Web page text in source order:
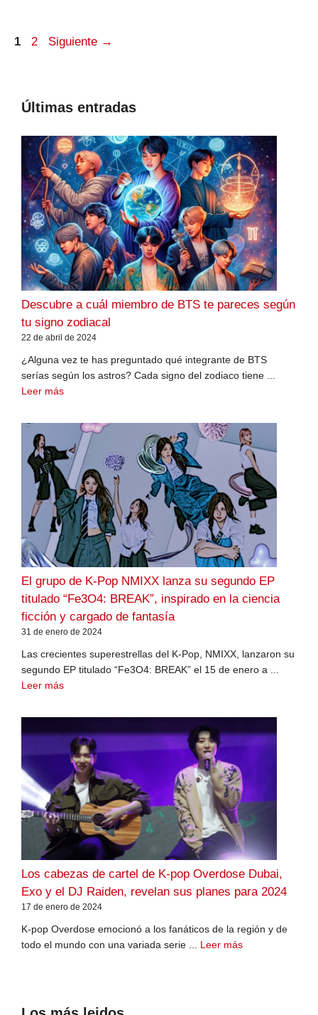
Página
1 Página
2 Siguiente →
Últimas entradas
Descubre a cuál miembro de BTS te pareces según
tu signo zodiacal
22 de abril de 2024
¿Alguna vez te has preguntado qué integrante de BTS
serías según los astros? Cada signo del zodiaco tiene ...
Leer más
El grupo de K-Pop NMIXX lanza su segundo EP
titulado “Fe3O4: BREAK”, inspirado en la ciencia
ficción y cargado de fantasía
31 de enero de 2024
Las crecientes superestrellas del K-Pop, NMIXX, lanzaron su
segundo EP titulado “Fe3O4: BREAK” el 15 de enero a ...
Leer más
Los cabezas de cartel de K-pop Overdose Dubai,
Exo y el DJ Raiden, revelan sus planes para 2024
17 de enero de 2024
K-pop Overdose emocionó a los fanáticos de la región y de
todo el mundo con una variada serie ... Leer más